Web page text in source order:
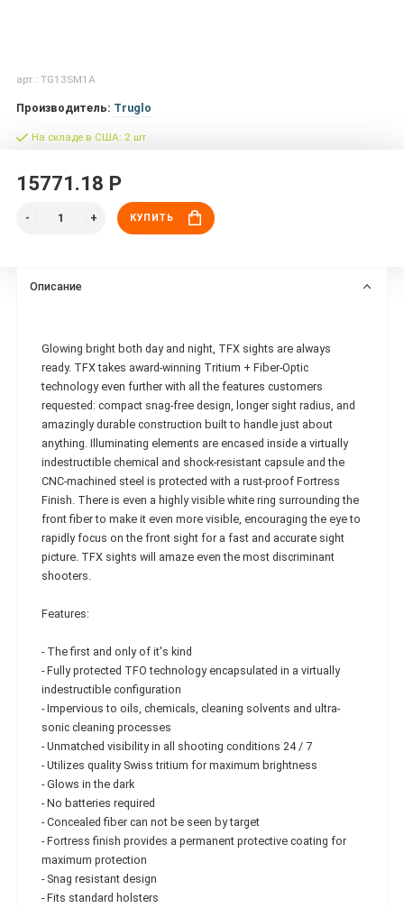
арт.: TG13SM1A
Производитель: Truglo
На складе в США: 2 шт.
15771.18 Р
КУПИТЬ
Описание
Glowing bright both day and night, TFX sights are always
ready. TFX takes award-winning Tritium + Fiber-Optic
technology even further with all the features customers
requested: compact snag-free design, longer sight radius, and
amazingly durable construction built to handle just about
anything. Illuminating elements are encased inside a virtually
indestructible chemical and shock-resistant capsule and the
CNC-machined steel is protected with a rust-proof Fortress
Finish. There is even a highly visible white ring surrounding the
front fiber to make it even more visible, encouraging the eye to
rapidly focus on the front sight for a fast and accurate sight
picture. TFX sights will amaze even the most discriminant
shooters.
Features:
- The first and only of it's kind
- Fully protected TFO technology encapsulated in a virtually
indestructible configuration
- Impervious to oils, chemicals, cleaning solvents and ultra-
sonic cleaning processes
- Unmatched visibility in all shooting conditions 24 / 7
- Utilizes quality Swiss tritium for maximum brightness
- Glows in the dark
- No batteries required
- Concealed fiber can not be seen by target
- Fortress finish provides a permanent protective coating for
maximum protection
- Snag resistant design
- Fits standard holsters